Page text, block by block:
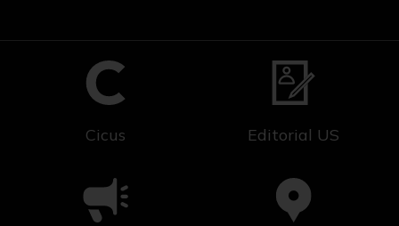
Cicus Editorial US